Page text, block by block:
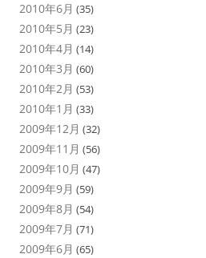
2010年6月 (35)
2010年5月 (23)
2010年4月 (14)
2010年3月 (60)
2010年2月 (53)
2010年1月 (33)
2009年12月 (32)
2009年11月 (56)
2009年10月 (47)
2009年9月 (59)
2009年8月 (54)
2009年7月 (71)
2009年6月 (65)